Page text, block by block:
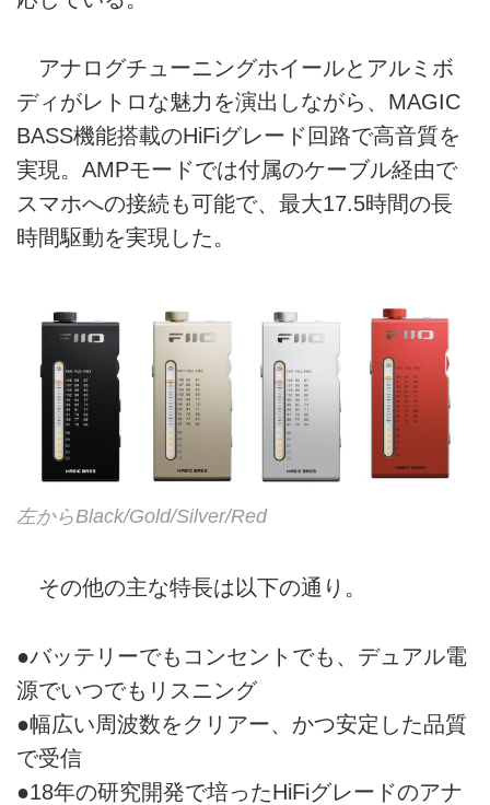
アナログチューニングホイールとアルミボ
ディがレトロな魅力を演出しながら、MAGIC
BASS機能搭載のHiFiグレード回路で高音質を
実現。AMPモードでは付属のケーブル経由で
スマホへの接続も可能で、最大17.5時間の長
時間駆動を実現した。
左からBlack/Gold/Silver/Red
その他の主な特長は以下の通り。
●バッテリーでもコンセントでも、デュアル電
源でいつでもリスニング
●幅広い周波数をクリアー、かつ安定した品質
で受信
●18年の研究開発で培ったHiFiグレードのアナ